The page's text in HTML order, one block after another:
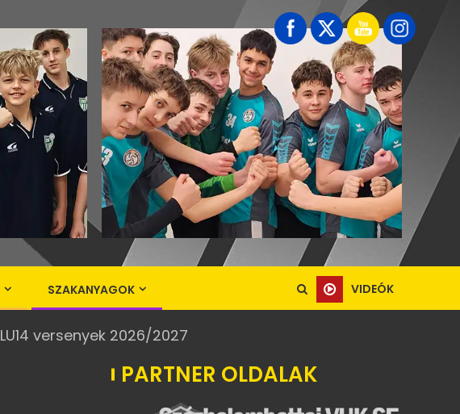
SZAKANYAGOK VIDEÓK
LU14 versenyek 2026/2027
PARTNER OLDALAK